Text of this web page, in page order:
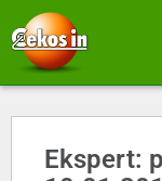
Ekspert: